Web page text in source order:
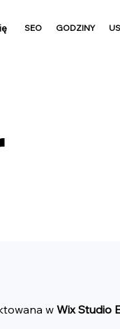
SEO GODZINY
w Wix Studio